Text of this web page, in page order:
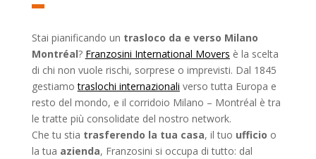
Stai pianificando un trasloco da e verso Milano
Montréal? Franzosini International Movers è la scelta
di chi non vuole rischi, sorprese o imprevisti. Dal 1845
gestiamotraslochi internazionali verso tutta Europa e
resto del mondo, e il corridoio Milano – Montréal è tra
le tratte più consolidate del nostro network.
Che tu stia trasferendo la tua casa, il tuo ufficio o
la tua azienda, Franzosini si occupa di tutto: dal